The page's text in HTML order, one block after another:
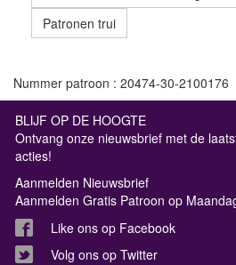
Patronen trui
Nummer patroon : 20474-30-2100176
BLIJF OP DE HOOGTE
Ontvang onze nieuwsbrief met de
acties!
Aanmelden Nieuwsbrief
Aanmelden Gratis Patroon op
Like ons op Facebook
Volg ons op Twitter